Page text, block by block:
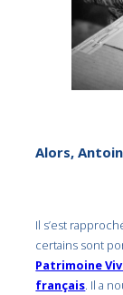
Alors,
Il s’est
certains sont
Patrimoine
français. Il a